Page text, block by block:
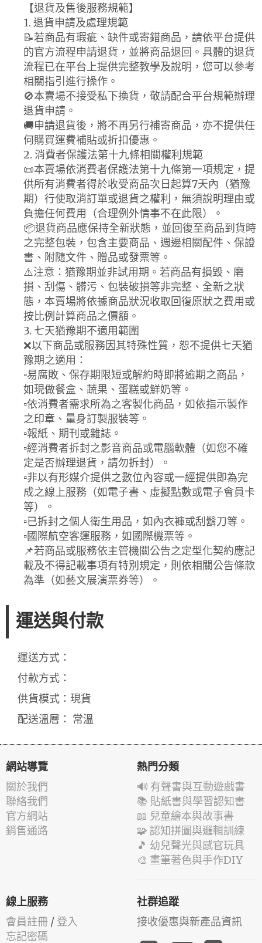
【退貨及售後服務規範】
1. 退貨申請及處理規範
📝若商品有瑕疵、缺件或寄錯商品，請依平台提供
的官方流程申請退貨，並將商品退回。具體的退貨
流程已在平台上提供完整教學及說明，您可以參考
相關指引進行操作。
🚫本賣場不接受私下換貨，敬請配合平台規範辦理
退貨申請。
🚚申請退貨後，將不再另行補寄商品，亦不提供任
何購買運費補貼或折扣優惠。
2. 消費者保護法第十九條相關權利規範
📜本賣場依消費者保護法第十九條第一項規定，提
供所有消費者得於收受商品次日起算7天內（猶豫
期）行使取消訂單或退貨之權利，無須說明理由或
負擔任何費用（合理例外情事不在此限）。
📦退貨商品應保持全新狀態，並回復至商品到貨時
之完整包裝，包含主要商品、週邊相關配件、保證
書、附隨文件、贈品或發票等。
⚠️注意：猶豫期並非試用期。若商品有損毀、磨
損、刮傷、髒污、包裝破損等非完整、全新之狀
態，本賣場將依據商品狀況收取回復原狀之費用或
按比例計算商品之價額。
3. 七天猶豫期不適用範圍
❌以下商品或服務因其特殊性質，恕不提供七天猶
豫期之適用：
▫️易腐敗、保存期限短或解約時即將逾期之商品，
如現做餐盒、蔬果、蛋糕或鮮奶等。
▫️依消費者需求所為之客製化商品，如依指示製作
之印章、量身訂製服裝等。
▫️報紙、期刊或雜誌。
▫️經消費者拆封之影音商品或電腦軟體（如您不確
定是否辦理退貨，請勿拆封）。
▫️非以有形媒介提供之數位內容或一經提供即為完
成之線上服務（如電子書、虛擬點數或電子會員卡
等）。
▫️已拆封之個人衛生用品，如內衣褲或刮鬍刀等。
▫️國際航空客運服務，如國際機票等。
📌若商品或服務依主管機關公告之定型化契約應記
載及不得記載事項有特別規定，則依相關公告條款
為準（如藝文展演票券等）。
運送與付款
運送方式：
付款方式：
供貨模式：現貨
配送溫層： 常溫
網站導覽
關於我們
聯絡我們
官方網站
銷售通路
熱門分類
🔊 有聲書與互動遊戲書
📚 貼紙書與學習認知書
📖 兒童繪本與故事書
🧩 認知拼圖與邏輯訓練
🎵 幼兒聲光與感官玩具
🎨 畫筆著色與手作DIY
線上服務
會員註冊 / 登入
忘記密碼
社群追蹤
接收優惠與新產品資訊